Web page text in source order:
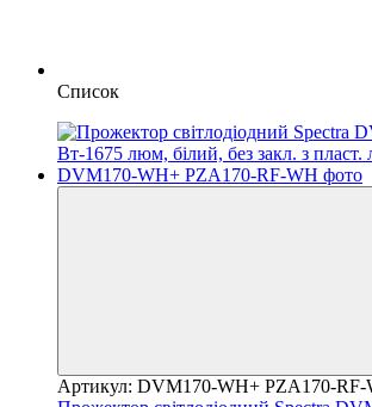
Список
Артикул: DVM170-WH+ PZA170-RF-